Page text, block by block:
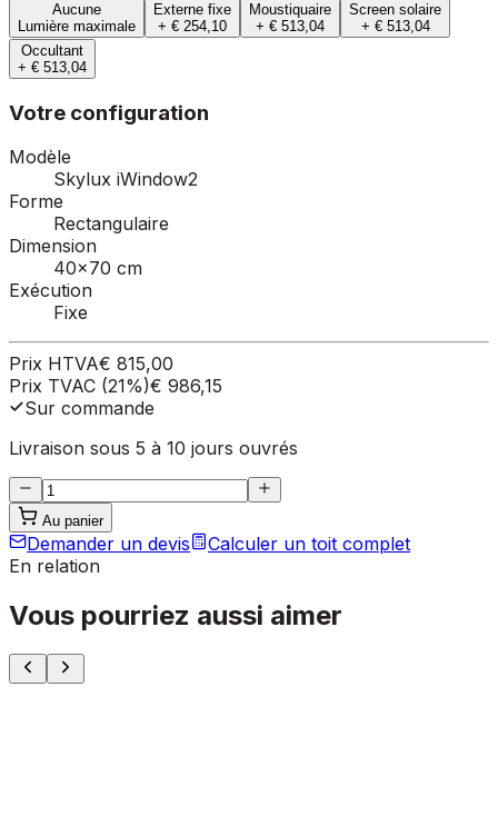
Aucune
Lumière maximale
Externe fixe
+ € 254,10
Moustiquaire
+ € 513,04
Screen solaire
+ € 513,04
Occultant
+ € 513,04
Votre configuration
Modèle
Skylux iWindow2
Forme
Rectangulaire
Dimension
40×70 cm
Exécution
Fixe
Prix HTVA€ 815,00
Prix TVAC (21%)€ 986,15
Sur commande
Livraison sous 5 à 10 jours ouvrés
Au panier
Demander un devis
Calculer un toit complet
En relation
Vous pourriez aussi aimer